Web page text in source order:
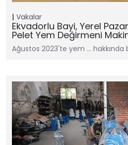
Vakalar
Ekvadorlu Bayi, Yerel
Pelet Yem Değirmeni
Ağustos 2023'te yem … hakkında